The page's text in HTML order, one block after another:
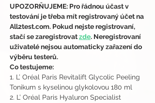
UPOZORŇUJEME: Pro řádnou účast v
testování je třeba mít registrovaný účet na
All2test.com. Pokud nejste registrovaní,
stačí se zaregistrovat zde. Neregistrovaní
uživatelé nejsou automaticky zařazení do
výběru testerů.
Co testujeme:
1. L’ Oréal Paris Revitalift Glycolic Peeling
Tonikum s kyselinou glykolovou 180 ml
2. L’ Oréal Paris Hyaluron Specialist